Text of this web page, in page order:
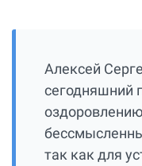
Алексей
сегодняшний
так как для